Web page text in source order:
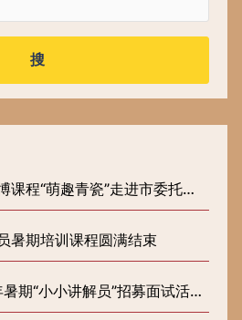
搜
程“萌趣青瓷”走进市委托管课堂
暑期培训课程圆满结束
小小讲解员”招募面试活动圆满落幕